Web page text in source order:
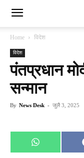
Home विदेश
विदेश
पंतप्रधान
सन्मान
By News Desk - जुलै 3, 2025
Share
on
WhatsApp